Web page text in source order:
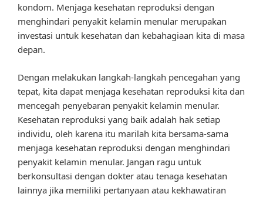
kondom. Menjaga kesehatan reproduksi dengan
menghindari penyakit kelamin menular merupakan
investasi untuk kesehatan dan kebahagiaan kita di masa
depan.
Dengan melakukan langkah-langkah pencegahan yang
tepat, kita dapat menjaga kesehatan reproduksi kita dan
mencegah penyebaran penyakit kelamin menular.
Kesehatan reproduksi yang baik adalah hak setiap
individu, oleh karena itu marilah kita bersama-sama
menjaga kesehatan reproduksi dengan menghindari
penyakit kelamin menular. Jangan ragu untuk
berkonsultasi dengan dokter atau tenaga kesehatan
lainnya jika memiliki pertanyaan atau kekhawatiran